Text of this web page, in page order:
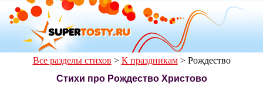
Все разделы стихов > К праздникам> Рождество
Стихи про Рождество Христово